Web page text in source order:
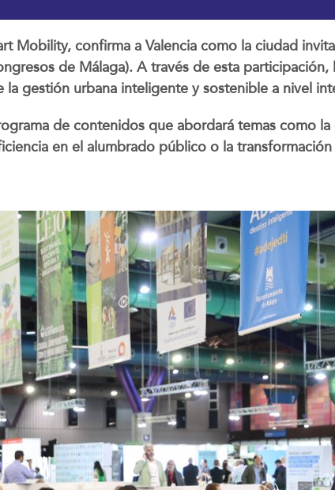
Mobility, confirma a Valencia como la ciudad
de Málaga). A través de esta
gestión urbana inteligente y sostenible a nivel
de contenidos que abordará temas como
en el alumbrado público o la